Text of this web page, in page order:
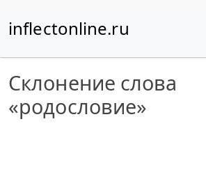
inflectonline.ru
Склонение слова
«родословие»